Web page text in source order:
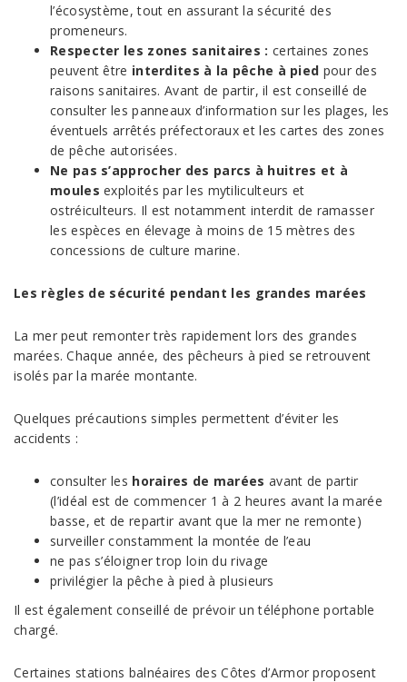
l’écosystème, tout en assurant la sécurité des
promeneurs.
Respecter les zones sanitaires : certaines zones
peuvent être interdites à la pêche à pied pour des
raisons sanitaires. Avant de partir, il est conseillé de
consulter les panneaux d’information sur les plages, les
éventuels arrêtés préfectoraux et les cartes des zones
de pêche autorisées.
Ne pas s’approcher des parcs à huitres et à
moulesexploités par les mytiliculteurs et
ostréiculteurs. Il est notamment interdit de ramasser
les espèces en élevage à moins de 15 mètres des
concessions de culture marine.
Les règles de sécurité pendant les grandes marées
La mer peut remonter très rapidement lors des grandes
marées. Chaque année, des pêcheurs à pied se retrouvent
isolés par la marée montante.
Quelques précautions simples permettent d’éviter les
accidents :
consulter les horaires de marées avant de partir
(l’idéal est de commencer 1 à 2 heures avant la marée
basse, et de repartir avant que la mer ne remonte)
surveiller constamment la montée de l’eau
ne pas s’éloigner trop loin du rivage
privilégier la pêche à pied à plusieurs
Il est également conseillé de prévoir un téléphone portable
chargé.
Certaines stations balnéaires des Côtes d’Armor proposent